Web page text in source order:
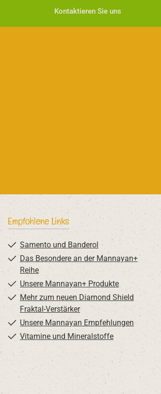
Kontaktieren Sie uns
Empfohlene Links
Samento und Banderol
Das Besondere an der Mannayan+
Reihe
Unsere Mannayan+ Produkte
Mehr zum neuen Diamond Shield
Fraktal-Verstärker
Unsere Mannayan Empfehlungen
Vitamine und Mineralstoffe